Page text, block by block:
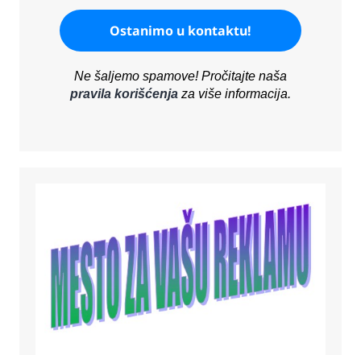
Ne šaljemo spamove! Pročitajte naša
pravila korišćenjaza više informacija.